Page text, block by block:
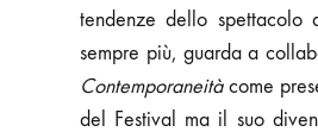
tendenze dello spettacolo
sempre più, guarda a
Contemporaneitàcome
del Festival ma il suo